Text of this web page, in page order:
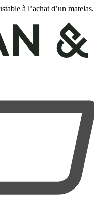
à l’achat d’un matelas.